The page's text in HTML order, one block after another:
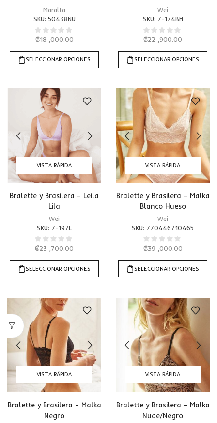
Maralta
SKU: 50438NU
₡18 ,000.00
SELECCIONAR OPCIONES
Wei
SKU: 7-174BH
₡22 ,900.00
SELECCIONAR OPCIONES
VISTA RÁPIDA
Bralette y Brasilera – Leila
Lila
Wei
SKU: 7-197L
₡23 ,700.00
SELECCIONAR OPCIONES
VISTA RÁPIDA
Bralette y Brasilera – Malka
Blanco Hueso
Wei
SKU: 770446710465
₡39 ,000.00
SELECCIONAR OPCIONES
VISTA RÁPIDA
Bralette y Brasilera – Malka
Negro
VISTA RÁPIDA
Bralette y Brasilera – Malka
Nude/Negro